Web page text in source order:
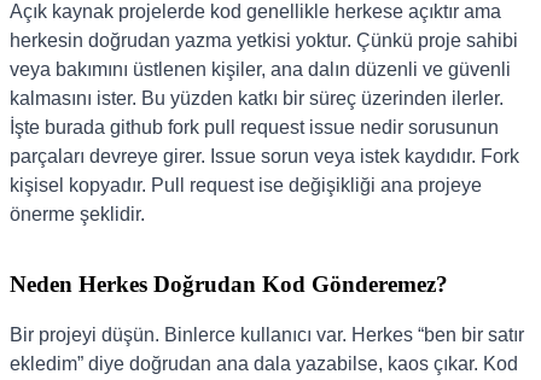
Açık kaynak projelerde kod genellikle herkese açıktır ama
herkesin doğrudan yazma yetkisi yoktur. Çünkü proje sahibi
veya bakımını üstlenen kişiler, ana dalın düzenli ve güvenli
kalmasını ister. Bu yüzden katkı bir süreç üzerinden ilerler.
İşte burada github fork pull request issue nedir sorusunun
parçaları devreye girer. Issue sorun veya istek kaydıdır. Fork
kişisel kopyadır. Pull request ise değişikliği ana projeye
önerme şeklidir.
Neden Herkes Doğrudan Kod Gönderemez?
Bir projeyi düşün. Binlerce kullanıcı var. Herkes “ben bir satır
ekledim” diye doğrudan ana dala yazabilse, kaos çıkar. Kod